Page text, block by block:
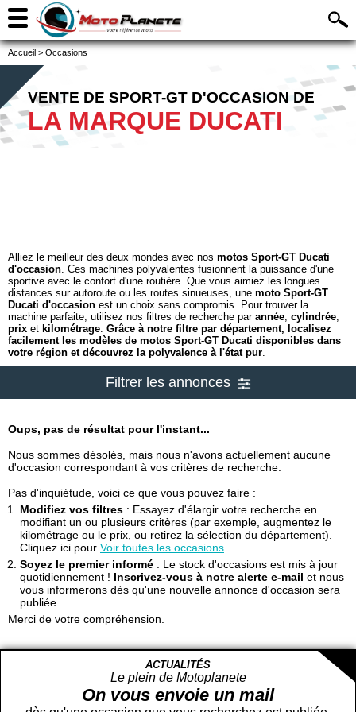
Accueil > Occasions
VENTE DE SPORT-GT D'OCCASION DE
LA MARQUE DUCATI
Alliez le meilleur des deux mondes avec nos motos Sport-GT Ducati
d'occasion. Ces machines polyvalentes fusionnent la puissance d'une
sportive avec le confort d'une routière. Que vous aimiez les longues
distances sur autoroute ou les routes sinueuses, une moto Sport-GT
Ducati d'occasion est un choix sans compromis. Pour trouver la
machine parfaite, utilisez nos filtres de recherche par année, cylindrée,
prix et kilométrage. Grâce à notre filtre par département, localisez
facilement les modèles de motos Sport-GT Ducati disponibles dans
votre région et découvrez la polyvalence à l'état pur.
Filtrer les annonces
Oups, pas de résultat pour l'instant...
Nous sommes désolés, mais nous n'avons actuellement aucune
d'occasion correspondant à vos critères de recherche.
Pas d'inquiétude, voici ce que vous pouvez faire :
Modifiez vos filtres : Essayez d'élargir votre recherche en
modifiant un ou plusieurs critères (par exemple, augmentez le
kilométrage ou le prix, ou retirez la sélection du département).
Cliquez ici pour Voir toutes les occasions
Soyez le premier informé : Le stock d'occasions est mis à jour
quotidiennement ! Inscrivez-vous à notre alerte e-mail et nous
vous informerons dès qu'une nouvelle annonce d'occasion sera
publiée.
Merci de votre compréhension.
ACTUALITÉS
Le plein de Motoplanete
On vous envoie un mail